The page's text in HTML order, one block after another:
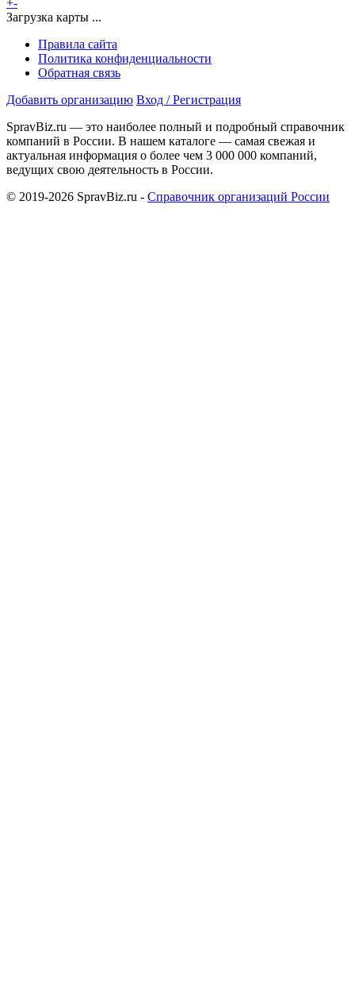
Загрузка карты ...
Правила сайта
Политика конфиденциальности
Обратная связь
Добавить организацию Вход / Регистрация
SpravBiz.ru — это наиболее полный и подробный справочник
компаний в России. В нашем каталоге — самая свежая и
актуальная информация о более чем 3 000 000 компаний,
ведущих свою деятельность в России.
© 2019-2026 SpravBiz.ru - Справочник организаций России